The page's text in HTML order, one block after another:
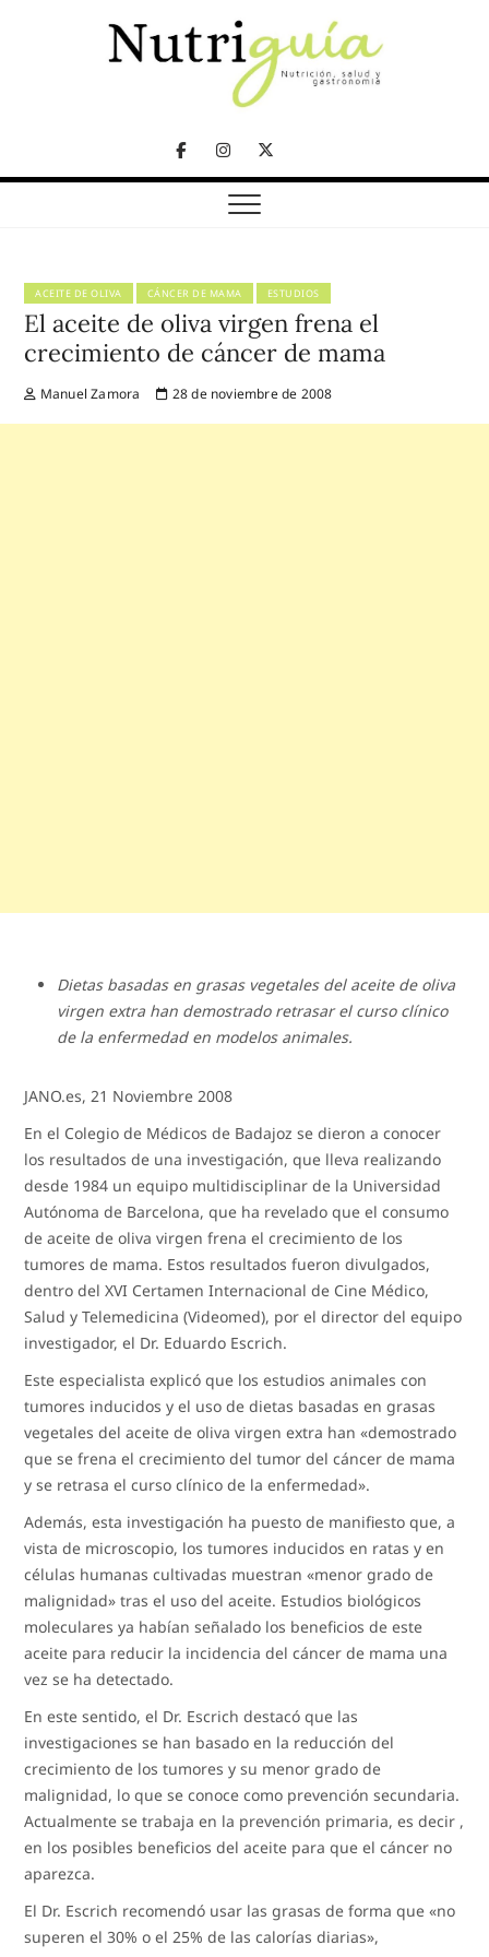
FacebookInstagram
Twitter
Telegram
Nutriguía (Desde
2002)
ACEITE DE OLIVA CÁNCER DE MAMA ESTUDIOS
El aceite de oliva virgen frena el
crecimiento de cáncer de mama
Manuel Zamora 28 de noviembre de 2008
Dietas basadas en grasas vegetales del aceite de oliva
virgen extra han demostrado retrasar el curso clínico
de la enfermedad en modelos animales.
JANO.es, 21 Noviembre 2008
En el Colegio de Médicos de Badajoz se dieron a conocer
los resultados de una investigación, que lleva realizando
desde 1984 un equipo multidisciplinar de la Universidad
Autónoma de Barcelona, que ha revelado que el consumo
de aceite de oliva virgen frena el crecimiento de los
tumores de mama. Estos resultados fueron divulgados,
dentro del XVI Certamen Internacional de Cine Médico,
Salud y Telemedicina (Videomed), por el director del equipo
investigador, el Dr. Eduardo Escrich.
Este especialista explicó que los estudios animales con
tumores inducidos y el uso de dietas basadas en grasas
vegetales del aceite de oliva virgen extra han «demostrado
que se frena el crecimiento del tumor del cáncer de mama
y se retrasa el curso clínico de la enfermedad».
Además, esta investigación ha puesto de manifiesto que, a
vista de microscopio, los tumores inducidos en ratas y en
células humanas cultivadas muestran «menor grado de
malignidad» tras el uso del aceite. Estudios biológicos
moleculares ya habían señalado los beneficios de este
aceite para reducir la incidencia del cáncer de mama una
vez se ha detectado.
En este sentido, el Dr. Escrich destacó que las
investigaciones se han basado en la reducción del
crecimiento de los tumores y su menor grado de
malignidad, lo que se conoce como prevención secundaria.
Actualmente se trabaja en la prevención primaria, es decir ,
en los posibles beneficios del aceite para que el cáncer no
aparezca.
El Dr. Escrich recomendó usar las grasas de forma que «no
superen el 30% o el 25% de las calorías diarias»,